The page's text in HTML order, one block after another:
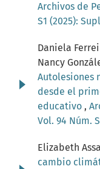
Archivos de
S1 (2025):
Daniela
Nancy
Autolesiones
desde el
educativo ,
Vol. 94 Núm.
Elizabeth
cambio